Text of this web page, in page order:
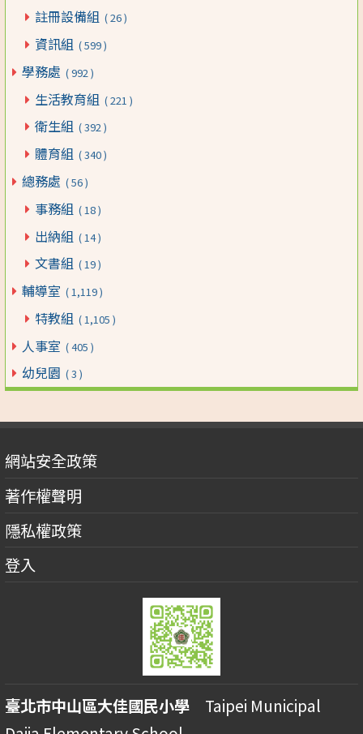
註冊設備組 ( 26 )
資訊組 ( 599 )
學務處 ( 992 )
生活教育組 ( 221 )
衛生組 ( 392 )
體育組 ( 340 )
總務處 ( 56 )
事務組 ( 18 )
出納組 ( 14 )
文書組 ( 19 )
輔導室 ( 1,119 )
特教組 ( 1,105 )
人事室 ( 405 )
幼兒園 ( 3 )
網站安全政策
著作權聲明
隱私權政策
登入
臺北市中山區大佳國民小學 Taipei Municipal